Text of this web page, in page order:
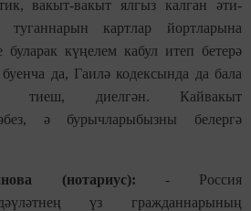
вакыт-вакыт ялгыз калган әти-
картлар йортларына
күңелем кабул итеп бетерә
да, Гаилә кодексында да бала
тиеш, диелгән. Кайвакыт
ә бурычларыбызны белергә
(нотариус): - Россия
үз гражданнарының